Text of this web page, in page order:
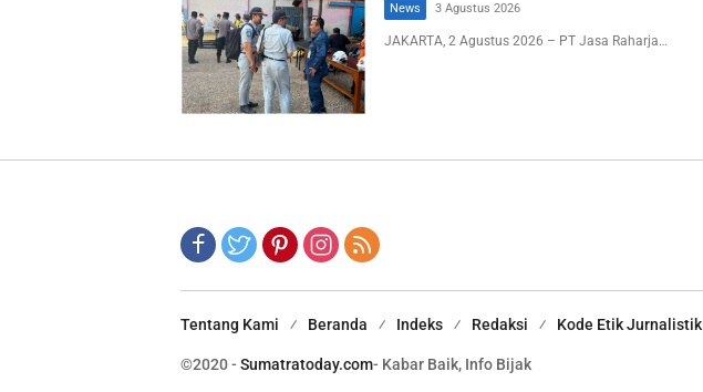
News 3 Agustus 2026
JAKARTA, 2 Agustus 2026 – PT Jasa Raharja…
Tentang Kami Beranda Indeks Redaksi Kode Etik Jurnalistik
©2020 -Sumatratoday.com- Kabar Baik, Info Bijak